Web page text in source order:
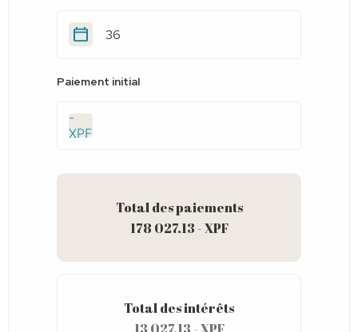
Paiement initial
-
XPF
Total des intérêts
13 027.13 - XPF
Total des paiements
178 027.13 - XPF